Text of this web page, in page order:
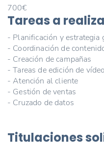
700€
Tareas a
- Planificación y estrategia
- Coordinación de
- Creación de campañas
- Tareas de edición de
- Atención al cliente
- Gestión de ventas
- Cruzado de datos
Titulaciones